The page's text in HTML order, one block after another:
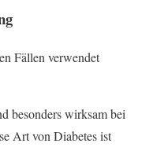
Fällen verwendet
besonders wirksam bei
Art von Diabetes ist